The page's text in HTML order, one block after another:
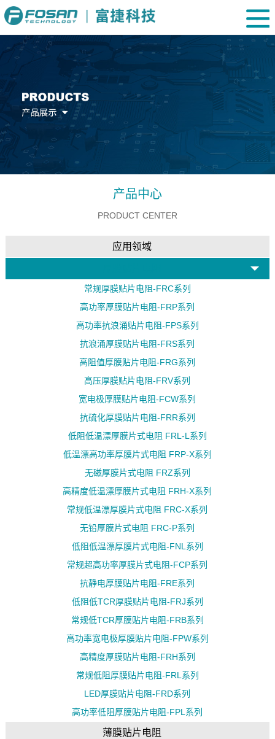
产品中心
PRODUCT CENTER
应用领域
常规厚膜贴片电阻-FRC系列
高功率厚膜贴片电阻-FRP系列
高功率抗浪涌贴片电阻-FPS系列
抗浪涌厚膜贴片电阻-FRS系列
高阻值厚膜贴片电阻-FRG系列
高压厚膜贴片电阻-FRV系列
宽电极厚膜贴片电阻-FCW系列
抗硫化厚膜贴片电阻-FRR系列
低阻低温漂厚膜片式电阻 FRL-L系列
低温漂高功率厚膜片式电阻 FRP-X系列
无磁厚膜片式电阻 FRZ系列
高精度低温漂厚膜片式电阻 FRH-X系列
常规低温漂厚膜片式电阻 FRC-X系列
无铅厚膜片式电阻 FRC-P系列
低阻低温漂厚膜片式电阻-FNL系列
常规超高功率厚膜片式电阻-FCP系列
抗静电厚膜贴片电阻-FRE系列
低阻低TCR厚膜贴片电阻-FRJ系列
常规低TCR厚膜贴片电阻-FRB系列
高功率宽电极厚膜贴片电阻-FPW系列
高精度厚膜贴片电阻-FRH系列
常规低阻厚膜贴片电阻-FRL系列
LED厚膜贴片电阻-FRD系列
高功率低阻厚膜贴片电阻-FPL系列
薄膜贴片电阻